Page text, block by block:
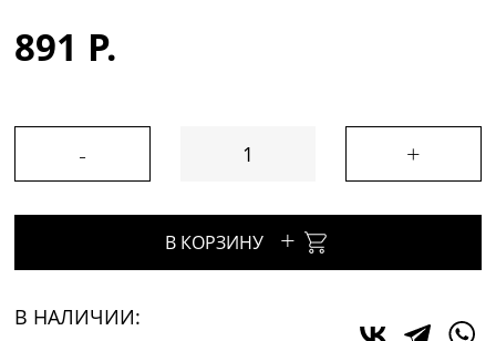
891 Р.
- +
В КОРЗИНУ +
В НАЛИЧИИ: